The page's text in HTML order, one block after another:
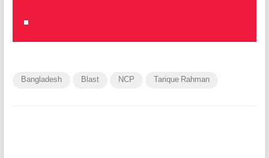
Bangladesh Blast NCP Tarique Rahman